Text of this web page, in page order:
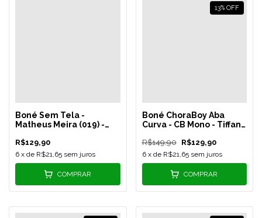
Boné Sem Tela -
Matheus Meira (019) -
R$129,90
6 x de R$21,65 sem juros
COMPRAR
13% OFF
Boné ChoraBoy Aba
Curva - CB Mono - Tiffany
R$149,90 R$129,90
6 x de R$21,65 sem juros
COMPRAR